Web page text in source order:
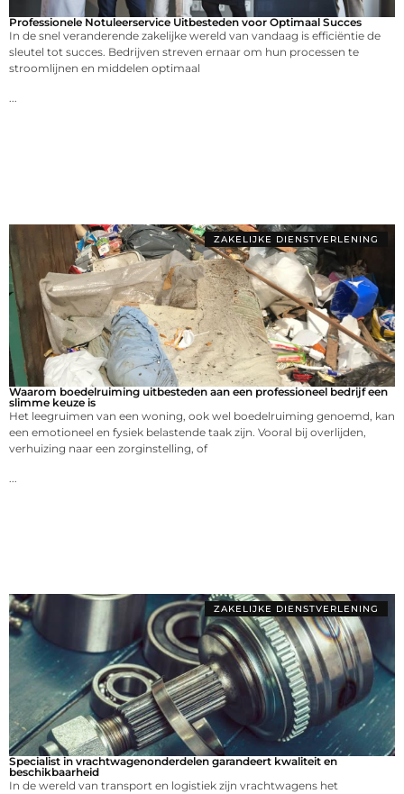
Professionele Notuleerservice Uitbesteden voor Optimaal Succes
In de snel veranderende zakelijke wereld van vandaag is efficiëntie de
sleutel tot succes. Bedrijven streven ernaar om hun processen te
stroomlijnen en middelen optimaal
ZAKELIJKE DIENSTVERLENING
Waarom boedelruiming uitbesteden aan een professioneel bedrijf een
slimme keuze is
Het leegruimen van een woning, ook wel boedelruiming genoemd, kan
een emotioneel en fysiek belastende taak zijn. Vooral bij overlijden,
verhuizing naar een zorginstelling, of
ZAKELIJKE DIENSTVERLENING
Specialist in vrachtwagenonderdelen garandeert kwaliteit en
beschikbaarheid
In de wereld van transport en logistiek zijn vrachtwagens het